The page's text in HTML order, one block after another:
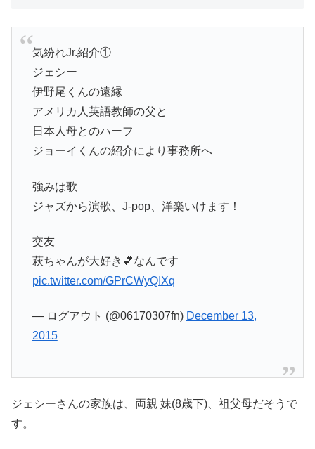
気紛れJr.紹介①
ジェシー
伊野尾くんの遠縁
アメリカ人英語教師の父と
日本人母とのハーフ
ジョーイくんの紹介により事務所へ
強みは歌
ジャズから演歌、J-pop、洋楽いけます！
交友
萩ちゃんが大好き💕なんです
pic.twitter.com/GPrCWyQIXq
— ログアウト (@06170307fn) December 13,
2015
ジェシーさんの家族は、両親 妹(8歳下)、祖父母だそうで
す。